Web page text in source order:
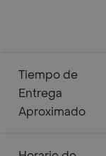
Tiempo de
Entrega
Aproximado